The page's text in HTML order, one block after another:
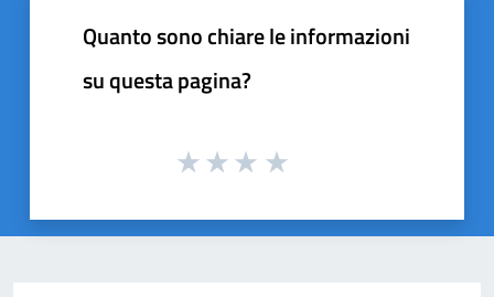
Quanto sono chiare le informazioni
su questa pagina?